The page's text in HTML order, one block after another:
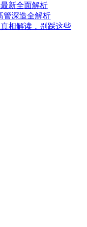
新全面解析
管深造全解析
相解读，别踩这些